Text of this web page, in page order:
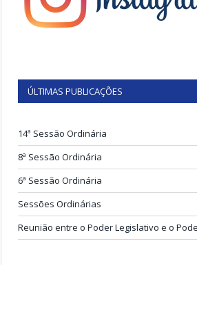
ÚLTIMAS PUBLICAÇÕES
14ª Sessão Ordinária
8ª Sessão Ordinária
6ª Sessão Ordinária
Sessões Ordinárias
Reunião entre o Poder Legislativo e o